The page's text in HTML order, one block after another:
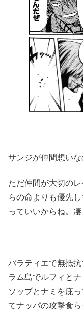
サンジが仲間想いな
ただ仲間が大切の
らの命よりも優先
っていいからね。凄
バラティエで無抵
ラム島でルフィと
ソップとナミを庇
てナッパの攻撃食